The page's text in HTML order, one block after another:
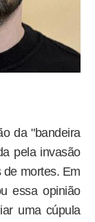
da "bandeira
pela invasão
mortes. Em
essa opinião
uma cúpula